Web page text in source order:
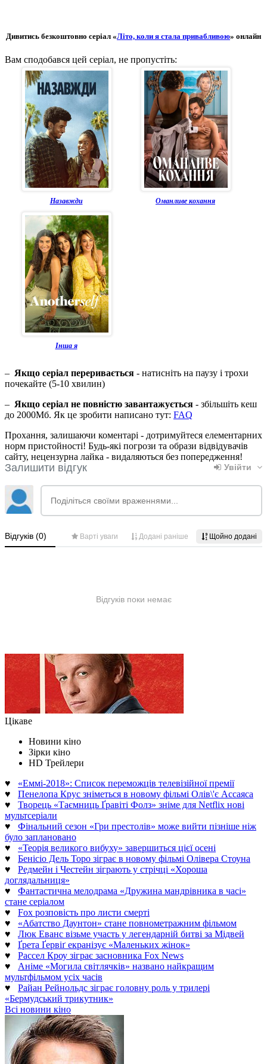
Дивитись безкоштовно серіал «Літо, коли я стала привабливою» онлайн
Вам сподобався цей серіал, не пропустіть:
Назавжди Оманливе кохання
Інша я
– Якщо серіал переривається - натисніть на паузу і трохи
почекайте (5-10 хвилин)
– Якщо серіал не повністю завантажується - збільшіть кеш
до 2000Мб. Як це зробити написано тут: FAQ
Прохання, залишаючи коментарі - дотримуйтеся елементарних
норм пристойності! Будь-які погрози та образи відвідувачів
сайту, нецензурна лайка - видаляються без попередження!
Цікаве
Новини кіно
Зірки кіно
HD Трейлери
♥ «Еммі-2018»: Список переможців телевізійної премії
♥ Пенелопа Крус зніметься в новому фільмі Олів\'є Ассаяса
♥ Творець «Таємниць Ґравіті Фолз» зніме для Netflix нові
мультсеріали
♥ Фінальний сезон «Гри престолів» може вийти пізніше ніж
було заплановано
♥ «Теорія великого вибуху» завершиться цієї осені
♥ Бенісіо Дель Торо зіграє в новому фільмі Олівера Стоуна
♥ Редмейн і Честейн зіграють у стрічці «Хороша
доглядальниця»
♥ Фантастична мелодрама «Дружина мандрівника в часі»
стане серіалом
♥ Fox розповість про листи смерті
♥ «Абатство Даунтон» стане повнометражним фільмом
♥ Люк Еванс візьме участь у легендарній битві за Мідвей
♥ Ґрета Ґервіґ екранізує «Маленьких жінок»
♥ Рассел Кроу зіграє засновника Fox News
♥ Аніме «Могила світлячків» названо найкращим
мультфільмом усіх часів
♥ Райан Рейнольдс зіграє головну роль у трилері
«Бермудський трикутник»
Всі новини кіно